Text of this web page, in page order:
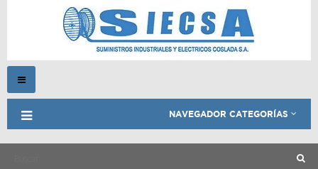
Navegación
Toggle
NAVEGADOR CATEGORÍAS